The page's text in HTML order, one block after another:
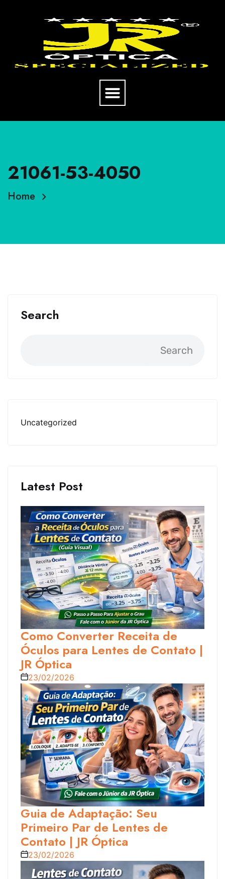
21061-53-4050
Home
Search
Search
Uncategorized
Latest Post
Como Converter Receita de
Óculos para Lentes de Contato |
JR Óptica
23/02/2026
Guia de Adaptação: Seu
Primeiro Par de Lentes de
Contato | JR Óptica
23/02/2026